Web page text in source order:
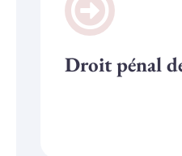
Droit pénal